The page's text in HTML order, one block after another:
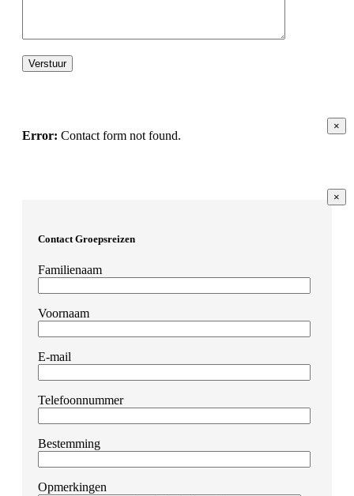
×
Error: Contact form not found.
×
Contact Groepsreizen
Familienaam
Voornaam
E-mail
Telefoonnummer
Bestemming
Opmerkingen